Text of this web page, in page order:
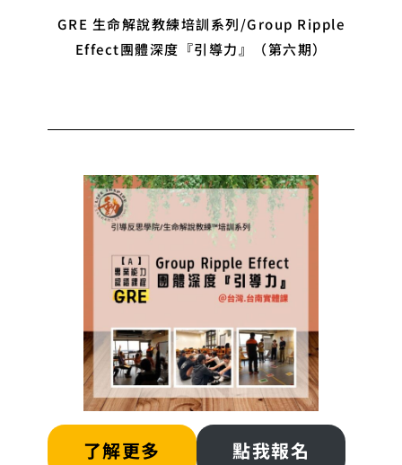
GRE 生命解說教練培訓系列/Group Ripple
Effect團體深度『引導力』（第六期）
了解更多 點我報名